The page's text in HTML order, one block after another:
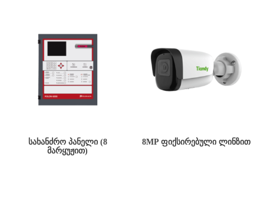
ᲡᲐᲮᲐᲜᲫᲠᲝ ᲞᲐᲜᲔᲚᲘ (8
ᲛᲐᲠᲧᲣᲟᲘᲗ)
8MP ᲤᲘᲥᲡᲘᲠᲔᲑᲣᲚᲘ ᲚᲘᲜᲖᲘᲗ